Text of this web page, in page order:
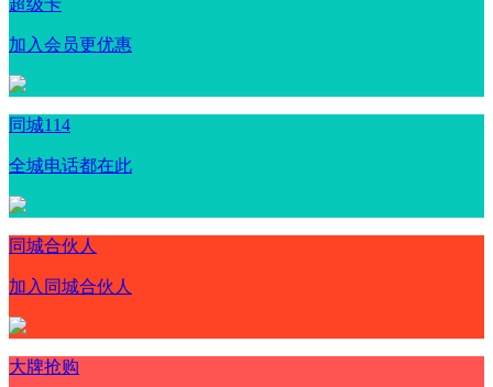
超级卡
加入会员更优惠
同城114
全城电话都在此
同城合伙人
加入同城合伙人
大牌抢购